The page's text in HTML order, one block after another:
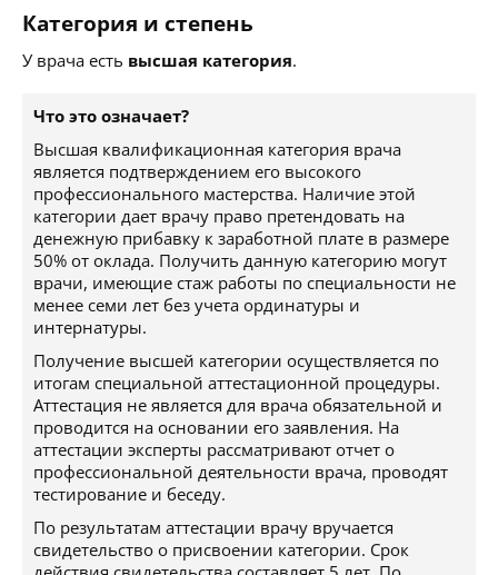
Категория и степень
У врача есть высшая категория.
Что это означает?
Высшая квалификационная категория врача
является подтверждением его высокого
профессионального мастерства. Наличие этой
категории дает врачу право претендовать на
денежную прибавку к заработной плате в размере
50% от оклада. Получить данную категорию могут
врачи, имеющие стаж работы по специальности не
менее семи лет без учета ординатуры и
интернатуры.
Получение высшей категории осуществляется по
итогам специальной аттестационной процедуры.
Аттестация не является для врача обязательной и
проводится на основании его заявления. На
аттестации эксперты рассматривают отчет о
профессиональной деятельности врача, проводят
тестирование и беседу.
По результатам аттестации врачу вручается
свидетельство о присвоении категории. Срок